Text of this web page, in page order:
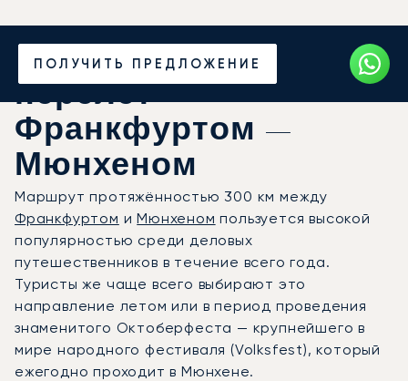
ПОЛУЧИТЬ ПРЕДЛОЖЕНИЕ
Закажите частный
перелёт
Франкфуртом —
Мюнхеном
Маршрут протяжённостью 300 км между
Франкфуртом иМюнхеном пользуется высокой
популярностью среди деловых
путешественников в течение всего года.
Туристы же чаще всего выбирают это
направление летом или в период проведения
знаменитого Октоберфеста — крупнейшего в
мире народного фестиваля (Volksfest), который
ежегодно проходит в Мюнхене.